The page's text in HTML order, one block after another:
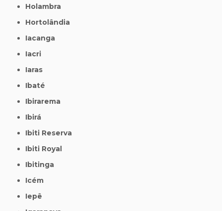
Holambra
Hortolândia
Iacanga
Iacri
Iaras
Ibaté
Ibirarema
Ibirá
Ibiti Reserva
Ibiti Royal
Ibitinga
Icém
Iepê